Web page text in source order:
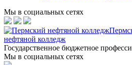
Мы в социальных сетях
нефтяной колледж
Государственное бюджетное
Мы в социальных сетях